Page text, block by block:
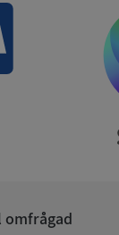
kakor tillåter
som
Webbplatsen kan
utan strikt